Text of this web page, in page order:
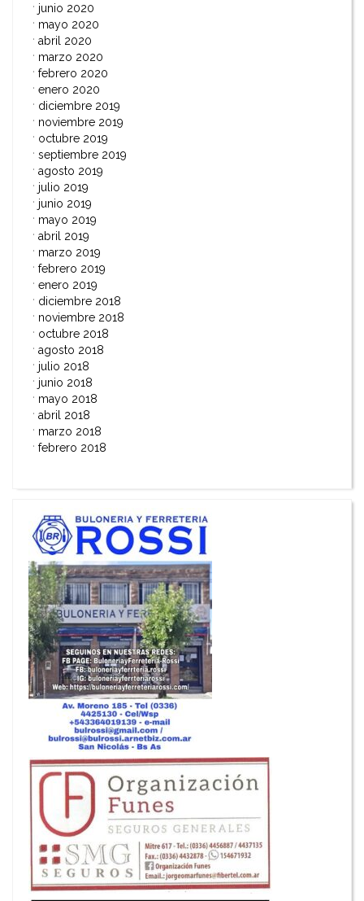
junio 2020
mayo 2020
abril 2020
marzo 2020
febrero 2020
enero 2020
diciembre 2019
noviembre 2019
octubre 2019
septiembre 2019
agosto 2019
julio 2019
junio 2019
mayo 2019
abril 2019
marzo 2019
febrero 2019
enero 2019
diciembre 2018
noviembre 2018
octubre 2018
agosto 2018
julio 2018
junio 2018
mayo 2018
abril 2018
marzo 2018
febrero 2018